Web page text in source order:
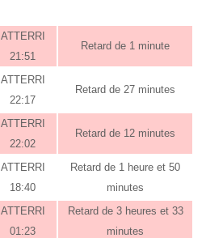
ATTERRI
21:51
Retard de 1 minute
ATTERRI
22:17
Retard de 27 minutes
ATTERRI
22:02
Retard de 12 minutes
ATTERRI
18:40
Retard de 1 heure et 50
minutes
ATTERRI
01:23
Retard de 3 heures et 33
minutes